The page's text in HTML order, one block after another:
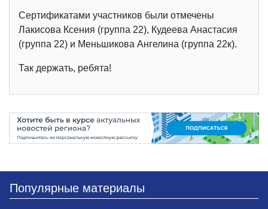
Сертификатами участников были отмечены
Лакисова Ксения (группа 22), Кудеева Анастасия
(группа 22) и Меньшикова Ангелина (группа 22к).
Так держать, ребята!
Популярные материалы